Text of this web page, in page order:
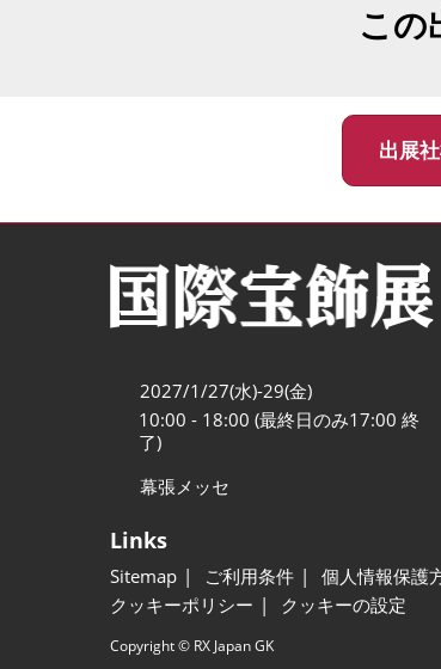
この
出展
2027/1/27(水)-29(金)
10:00 - 18:00 (最終日のみ17:00 終
了)
幕張メッセ
Links
Sitemap ご利用条件 個人情報保護
クッキーポリシー
クッキーの設定
Copyright © RX Japan GK